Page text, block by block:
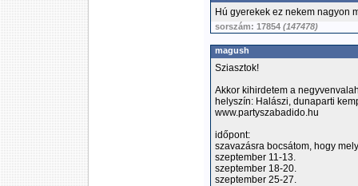
Hú gyerekek ez nekem nagyon
sorszám: 17854 (147478)
magush
Sziasztok!
Akkor kihirdetem a
helyszín: Halászi, dunaparti
www.partyszabadido.hu
időpont:
szavazásra bocsátom, hogy
szeptember 11-13.
szeptember 18-20.
szeptember 25-27.